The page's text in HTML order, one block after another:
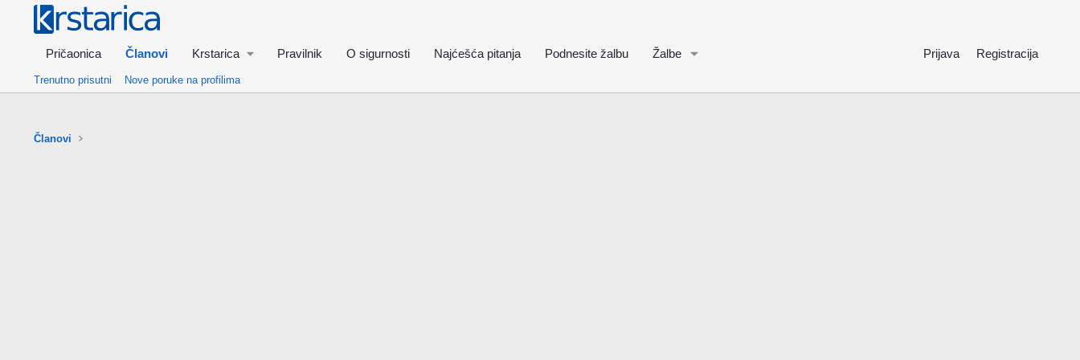
Pričaonica Članovi Krstarica Pravilnik O sigurnosti Najćešća pitanja Podnesite žalbu Žalbe Prijava Registracija
Trenutno prisutni Nove poruke na profilima
Članovi